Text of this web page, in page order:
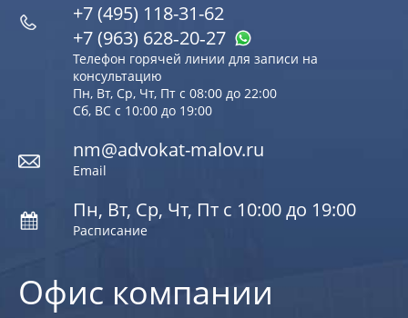
Офис компании
+7 (495) 118-31-62
+7 (963) 628‑20‑27
Телефон горячей линии для записи на
консультацию
Пн, Вт, Ср, Чт, Пт с 08:00 до 22:00
Сб, ВС с 10:00 до 19:00
nm@advokat-malov.ru
Email
Пн, Вт, Ср, Чт, Пт с 10:00 до 19:00
Расписание